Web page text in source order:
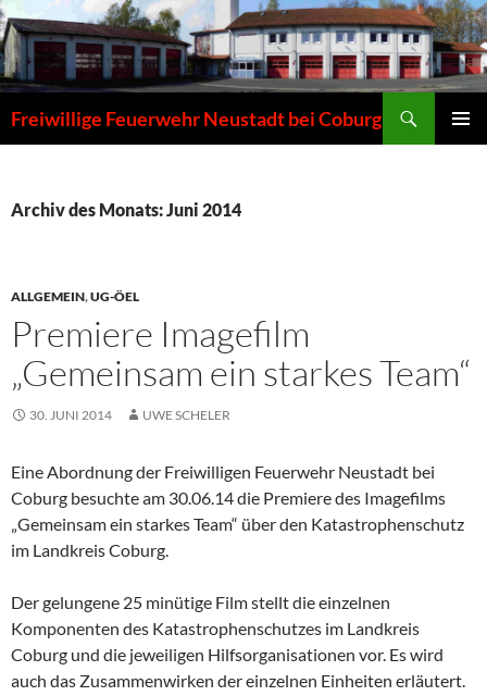
Zum
Inhalt
springen
Freiwillige Feuerwehr Neustadt bei Coburg
Archiv des Monats: Juni 2014
ALLGEMEIN,UG-ÖEL
Premiere Imagefilm
„Gemeinsam ein starkes Team“
30. JUNI 2014 UWE SCHELER
Eine Abordnung der Freiwilligen Feuerwehr Neustadt bei
Coburg besuchte am 30.06.14 die Premiere des Imagefilms
„Gemeinsam ein starkes Team“ über den Katastrophenschutz
im Landkreis Coburg.
Der gelungene 25 minütige Film stellt die einzelnen
Komponenten des Katastrophenschutzes im Landkreis
Coburg und die jeweiligen Hilfsorganisationen vor. Es wird
auch das Zusammenwirken der einzelnen Einheiten erläutert.